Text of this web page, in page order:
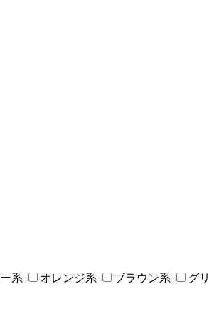
系 オレンジ系 ブラウン系
グリ